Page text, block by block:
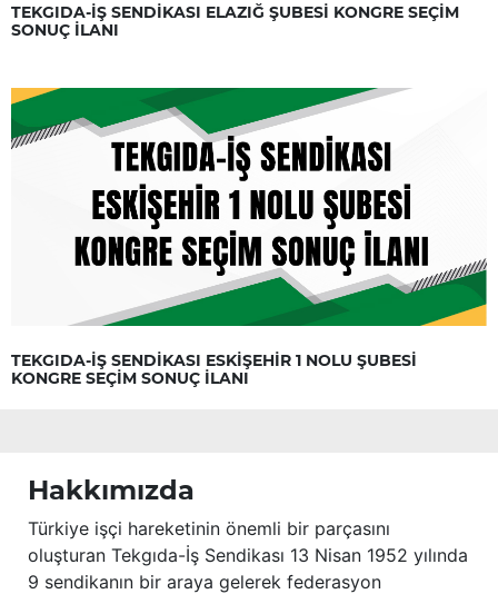
TEKGIDA-İŞ SENDİKASI ELAZIĞ ŞUBESİ KONGRE SEÇİM
SONUÇ İLANI
TEKGIDA-İŞ SENDİKASI ESKİŞEHİR 1 NOLU ŞUBESİ
KONGRE SEÇİM SONUÇ İLANI
Hakkımızda
Türkiye işçi hareketinin önemli bir parçasını
oluşturan Tekgıda-İş Sendikası 13 Nisan 1952 yılında
9 sendikanın bir araya gelerek federasyon